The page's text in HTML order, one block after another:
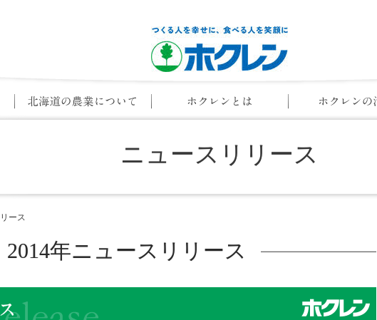
ニュースリリース
ース
2014年ニュースリリース